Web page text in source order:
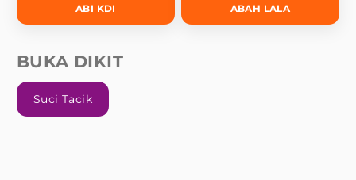
ABI KDI ABAH LALA
BUKA DIKIT
Suci Tacik